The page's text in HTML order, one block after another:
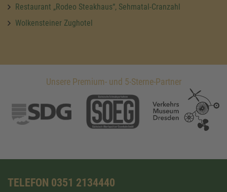
Restaurant „Rodeo Steakhaus“, Sehmatal-Cranzahl
Wolkensteiner Zughotel
Unsere Premium- und 5-Sterne-Partner
TELEFON 0351 2134440